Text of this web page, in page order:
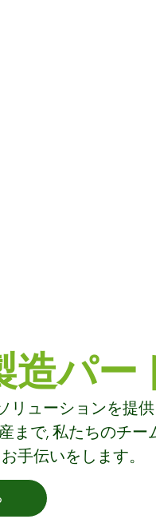
造パー
ューションを提
まで, 私たちのチ
手伝いをします。